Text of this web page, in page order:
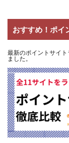
おすすめ！ポイ
最新のポイントサイ
ました。